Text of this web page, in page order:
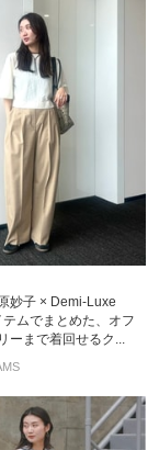
妙子 × Demi-Luxe
ムでまとめた、オフ
ーまで着回せるク...